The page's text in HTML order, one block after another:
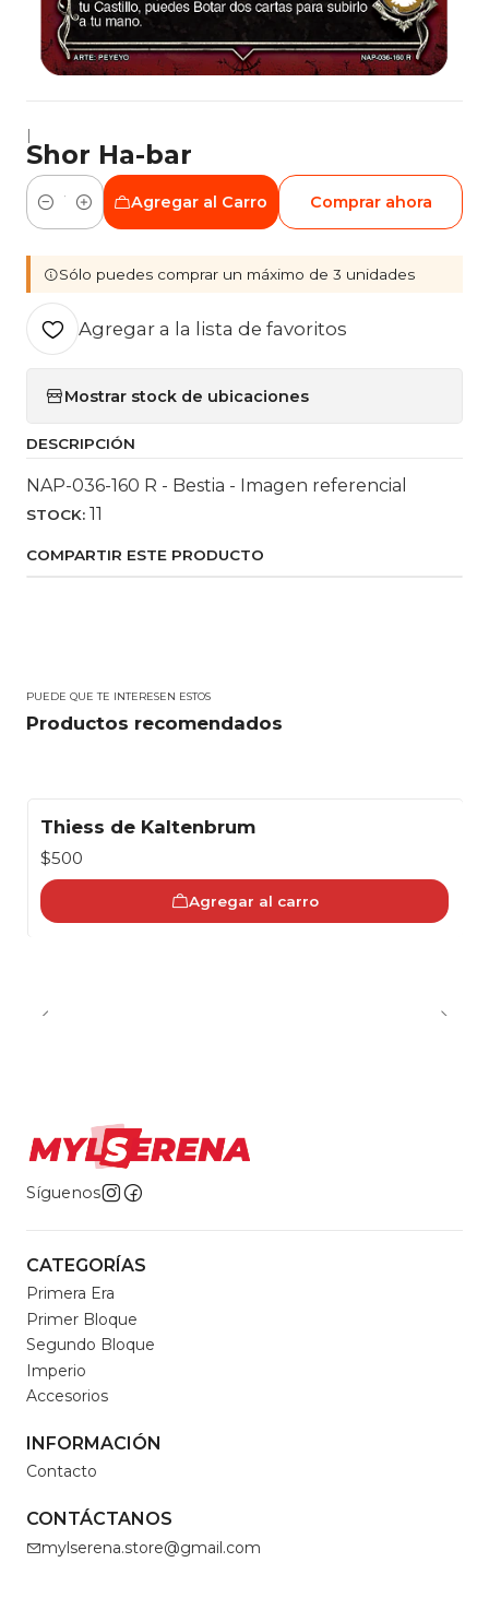
|
Shor Ha-bar
Cantidad
Agregar al Carro Comprar ahora
Sólo puedes comprar un máximo de 3 unidades
Agregar a la lista de favoritos
Mostrar stock de ubicaciones
DESCRIPCIÓN
NAP-036-160 R - Bestia - Imagen referencial
STOCK: 11
COMPARTIR ESTE PRODUCTO
PUEDE QUE TE INTERESEN ESTOS
Productos recomendados
Thiess de Kaltenbrum
$500
Agregar al carro
Síguenos
CATEGORÍAS
Primera Era
Primer Bloque
Segundo Bloque
Imperio
Accesorios
INFORMACIÓN
Contacto
CONTÁCTANOS
mylserena.store@gmail.com